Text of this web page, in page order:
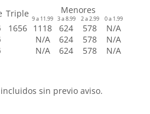
Triple Menores
9 a 11.99 3 a 8.99 2 a 2.99 0 a 1.99
1656 1118 624 578
N/A
N/A 624 578
N/A
N/A 624 578 N/A
sin previo aviso.